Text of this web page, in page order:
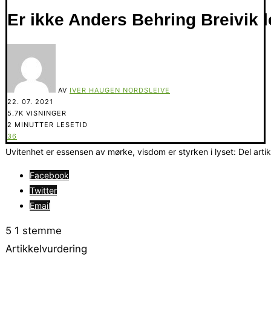
Er ikke Anders Behring Breivik
AV IVER HAUGEN NORDSLEIVE
22. 07. 2021
5.7K VISNINGER
2 MINUTTER LESETID
36
Uvitenhet er essensen av mørke, visdom er styrken i lyset: Del
Facebook
Twitter
Email
5 1 stemme
Artikkelvurdering